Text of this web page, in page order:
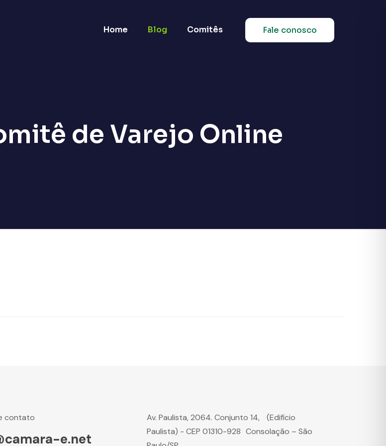
Home Blog Comitês Fale conosco
de Varejo Online
contato
e.net
Av. Paulista, 2064. Conjunto 14, (Edifício
Paulista) - CEP 01310-928 Consolação – São